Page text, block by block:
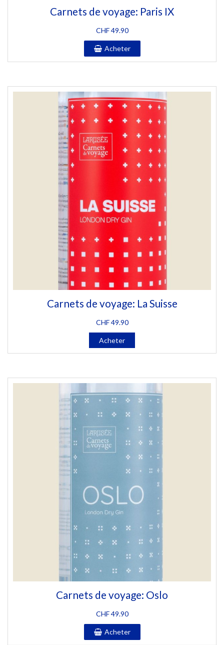
Carnets de voyage: Paris IX
CHF49.90
Acheter
Carnets de voyage: La Suisse
CHF49.90
Acheter
Carnets de voyage: Oslo
CHF49.90
Acheter